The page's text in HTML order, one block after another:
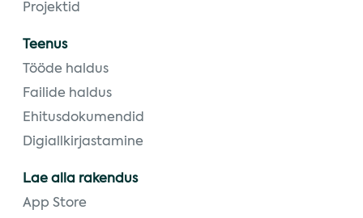
Projektid
Teenus
Tööde haldus
Failide haldus
Ehitusdokumendid
Digiallkirjastamine
Lae alla rakendus
App Store